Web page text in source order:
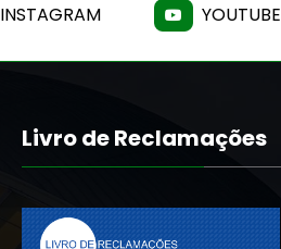
INSTAGRAM YOUTUBE
Livro de Reclamações